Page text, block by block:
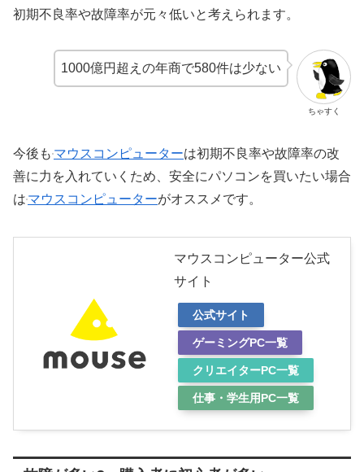
初期不良率や故障率が元々低いと考えられます。
ちゃすく
1000億円超えの年商で580件は少ない
今後も マウスコンピューターは初期不良率や故障率の改
善に力を入れていくため、安全にパソコンを買いたい場合
は マウスコンピューターがオススメです。
マウスコンピューター公式
サイト
公式サイト
ゲーミングPC一覧
クリエイターPC一覧
仕事・学生用PC一覧